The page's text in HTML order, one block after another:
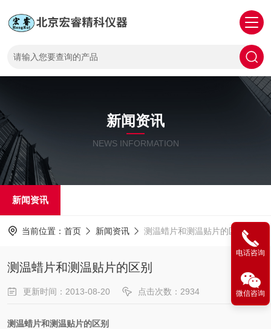
新闻资讯
NEWS INFORMATION
新闻资讯
当前位置： 首页 新闻资讯 测温蜡片和测温贴片的区别
测温蜡片和测温贴片的区别
更新时间：2013-08-20 点击次数：2934
测温蜡片和测温贴片的区别
电话咨询
微信咨询